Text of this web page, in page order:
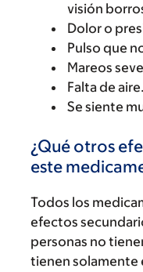
visión
Dolor o
Pulso que
Mareos
Falta de aire.
Se siente
¿Qué otros
este
Todos los
efectos
personas no
tienen solamente